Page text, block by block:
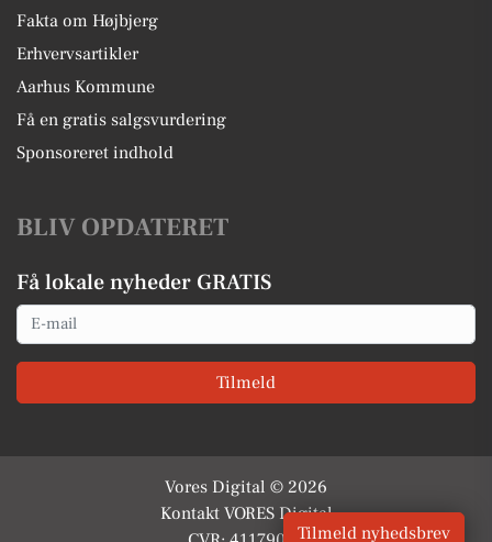
Fakta om Højbjerg
Erhvervsartikler
Aarhus Kommune
Få en gratis salgsvurdering
Sponsoreret indhold
BLIV OPDATERET
Få lokale nyheder GRATIS
Email
Tilmeld
Vores Digital © 2026
Kontakt VORES Digital
Tilmeld nyhedsbrev